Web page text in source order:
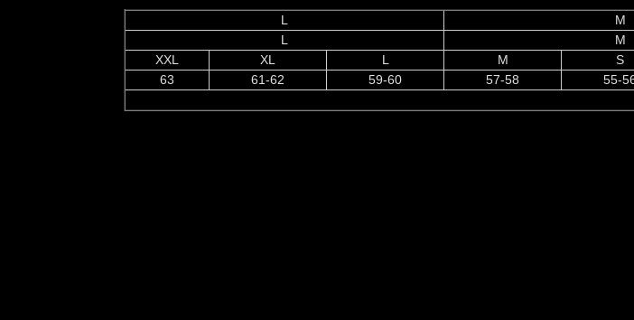
M
L
S
55-56
57-58
59-60
61-62
63